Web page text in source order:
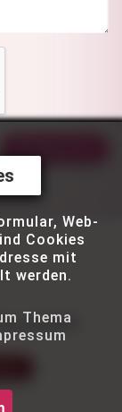
gGmbH
Web-
Cookies
mit
werden.
Thema